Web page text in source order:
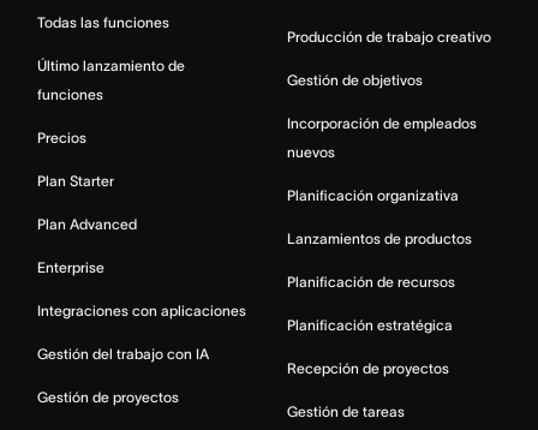
Todas las funciones
Último lanzamiento de
funciones
Precios
Plan Starter
Plan Advanced
Enterprise
Integraciones con aplicaciones
Gestión del trabajo con IA
Gestión de proyectos
Producción de trabajo creativo
Gestión de objetivos
Incorporación de empleados
nuevos
Planificación organizativa
Lanzamientos de productos
Planificación de recursos
Planificación estratégica
Recepción de proyectos
Gestión de tareas